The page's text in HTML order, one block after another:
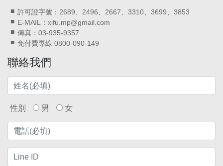
許可證字號：2689、2496、2667、3310、3699、3853
E-MAIL：xifu.mp@gmail.com
傳真：03-935-9357
免付費專線 0800-090-149
聯絡我們
性別 男 女